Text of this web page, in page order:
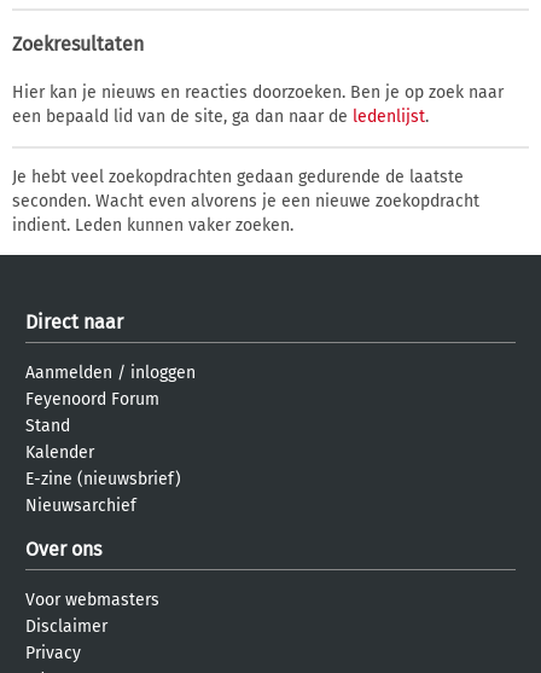
Zoekresultaten
Hier kan je nieuws en reacties doorzoeken. Ben je op zoek naar
een bepaald lid van de site, ga dan naar de ledenlijst.
Je hebt veel zoekopdrachten gedaan gedurende de laatste
seconden. Wacht even alvorens je een nieuwe zoekopdracht
indient. Leden kunnen vaker zoeken.
Direct naar
Aanmelden / inloggen
Feyenoord Forum
Stand
Kalender
E-zine (nieuwsbrief)
Nieuwsarchief
Over ons
Voor webmasters
Disclaimer
Privacy